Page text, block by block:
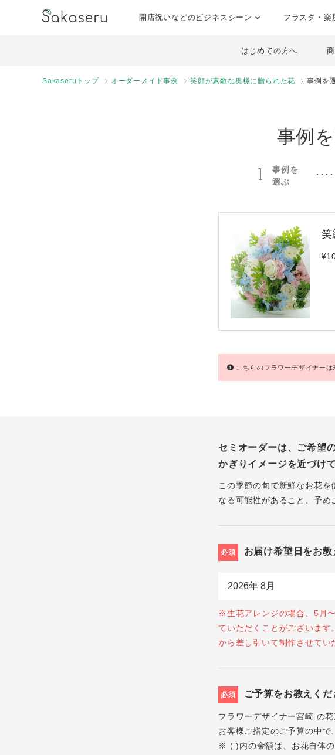
開店祝いなどのビジネスシーン フラスタ・楽
はじめての方へ
Sakaseruトップ オーダーメイド事例 笑顔が素敵な奥様に贈られた花 事例を
事例
1
事例を
選ぶ
笑
こちらのフラワーデザイナー
セミオーダーは、ご希望
かぎりイメージを近づけ
この季節の旬で新鮮なお花
なる可能性があること、予め
必須 お届け希望日をお教
※生花アレンジの場合、5月
ていただくことがございま
から差し引いて制作させてい
必須 ご予算をお教えくだ
フラワーデザイナー宮崎 の
お客様ご指定のご予算の中で
※ ( )内の金額は、お花自体